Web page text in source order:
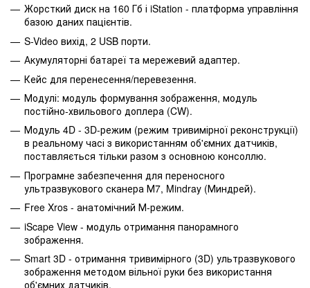
Жорсткий диск на 160 Гб і iStation - платформа управління
базою даних пацієнтів.
S-Video вихід, 2 USB порти.
Акумуляторні батареї та мережевий адаптер.
Кейс для перенесення/перевезення.
Модулі: модуль формування зображення, модуль
постійно-хвильового доплера (CW).
Модуль 4D - 3D-режим (режим тривимірної реконструкції)
в реальному часі з використанням об'ємних датчиків,
поставляється тільки разом з основною консоллю.
Програмне забезпечення для переносного
ультразвукового сканера М7, Mindray (Миндрей).
Free Xros - анатомічний М-режим.
iScape View - модуль отримання панорамного
зображення.
Smart 3D - отримання тривимірного (3D) ультразвукового
зображення методом вільної руки без використання
об'ємних датчиків.